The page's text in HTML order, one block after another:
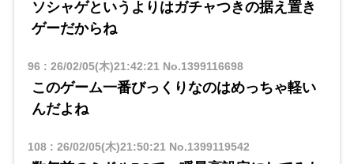
ソシャゲというよりはガチャつきの据え置き
ゲーだからね
96 : 26/02/05(木)21:42:21 No.1399116698
このゲーム一番びっくりなのはめっちゃ軽い
んだよね
108: 26/02/05(木)21:50:21 No.1399119542